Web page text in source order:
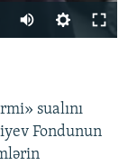
sualını
Fondunun